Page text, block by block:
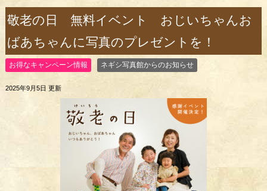
敬老の日 無料イベント おじいちゃんお
ばあちゃんに写真のプレゼントを！
お得なキャンペーン情報 ネギシ写真館からのお知らせ
2025年9月5日 更新